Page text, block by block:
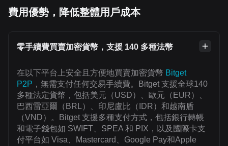
費用優勢，降低整體用戶成本
零手續費買賣加密貨幣，支援 140 多種法幣
在以下平台上安全且方便地買賣加密貨幣 Bitget
P2P ，無需支付任何交易手續費。Bitget 支援全球140
多種法定貨幣，包括美元（USD）、歐元（EUR）、
巴西雷亞爾（BRL）、印尼盧比（IDR）和越南盾
（VND）。Bitget 支援多種支付方式，包括銀行轉帳
和電子錢包如 SWIFT、SPEA 和 PIX，以及國際卡支
付平台如 Visa、Mastercard、Google Pay和Apple